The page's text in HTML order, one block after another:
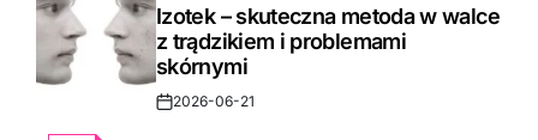
INIzotek – skuteczna metoda w walce
z trądzikiem i problemami
skórnymi
Post2026-06-21